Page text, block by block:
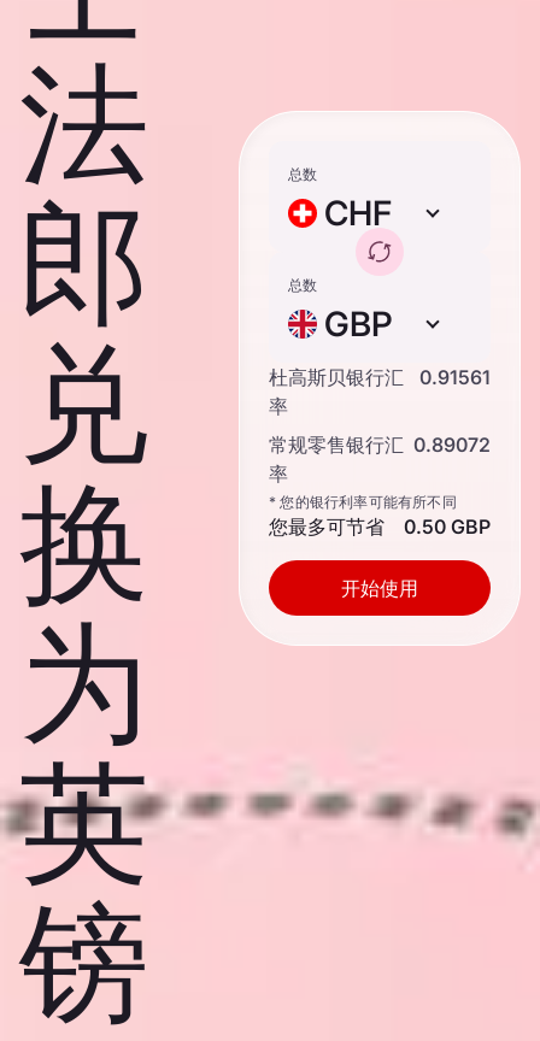
法
郎
兑
换
为
英
镑
总数
CHF
总数
GBP
杜高斯贝银行汇
率
0.91561
常规零售银行汇
率
0.89072
* 您的银行利率可能有所不同
您最多可节省 0.50 GBP
开始使用